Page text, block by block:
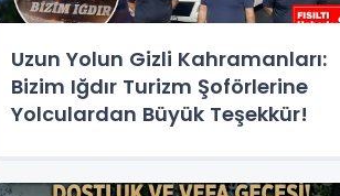
Uzun Yolun Gizli Kahramanları:
Bizim Iğdır Turizm Şoförlerine
Yolculardan Büyük Teşekkür!